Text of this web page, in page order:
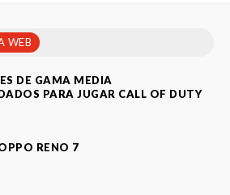
WEB
DE GAMA MEDIA
PARA JUGAR CALL OF DUTY
RENO 7